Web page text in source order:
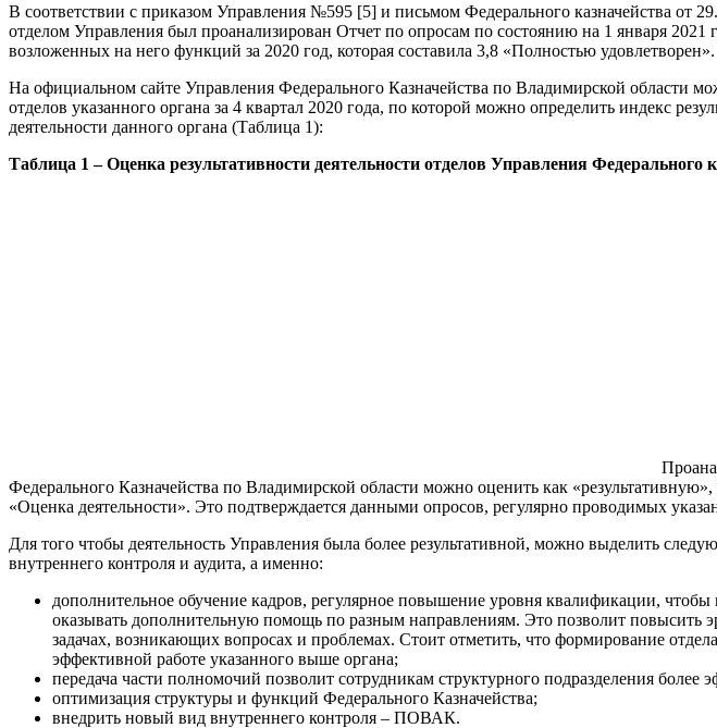
В соответствии с приказом Управления №595 [5] и письмом Федерального казначейства от
отделом Управления был проанализирован Отчет по опросам по состоянию на 1 января 2021
возложенных на него функций за 2020 год, которая составила 3,8 «Полностью удовлетворен».
На официальном сайте Управления Федерального Казначейства по Владимирской области
отделов указанного органа за 4 квартал 2020 года, по которой можно определить индекс
деятельности данного органа (Таблица 1):
Таблица 1 – Оценка результативности деятельности отделов Управления Федерального
Федерального Казначейства по Владимирской области можно оценить как
«Оценка деятельности». Это подтверждается данными опросов, регулярно проводимых
Для того чтобы деятельность Управления была более результативной, можно выделить
внутреннего контроля и аудита, а именно:
дополнительное обучение кадров, регулярное повышение уровня квалификации,
оказывать дополнительную помощь по разным направлениям. Это позволит повысить
задачах, возникающих вопросах и проблемах. Стоит отметить, что формирование
эффективной работе указанного выше органа;
передача части полномочий позволит сотрудникам структурного подразделения
оптимизация структуры и функций Федерального Казначейства;
внедрить новый вид внутреннего контроля – ПОВАК.